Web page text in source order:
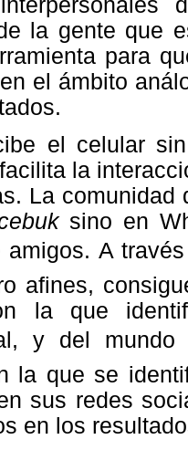
la gente que
para
el ámbito
el celular
la
La comunidad
sino en
A
afines,
la que
y del
la que se
sus redes
en los